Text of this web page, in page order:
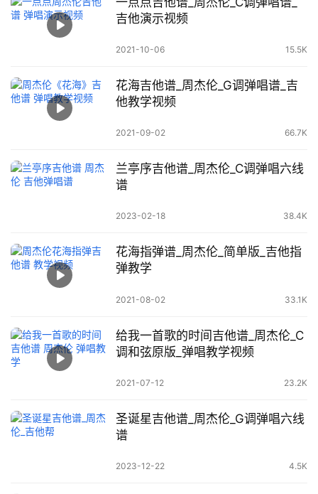
吉他演示视频
2021-10-06 15.5K
花海吉他谱_周杰伦_G调弹唱谱_吉
他教学视频
2021-09-02 66.7K
兰亭序吉他谱_周杰伦_C调弹唱六线
谱
2023-02-18 38.4K
花海指弹谱_周杰伦_简单版_吉他指
弹教学
2021-08-02 33.1K
给我一首歌的时间吉他谱_周杰伦_C
调和弦原版_弹唱教学视频
2021-07-12 23.2K
圣诞星吉他谱_周杰伦_G调弹唱六线
谱
2023-12-22 4.5K